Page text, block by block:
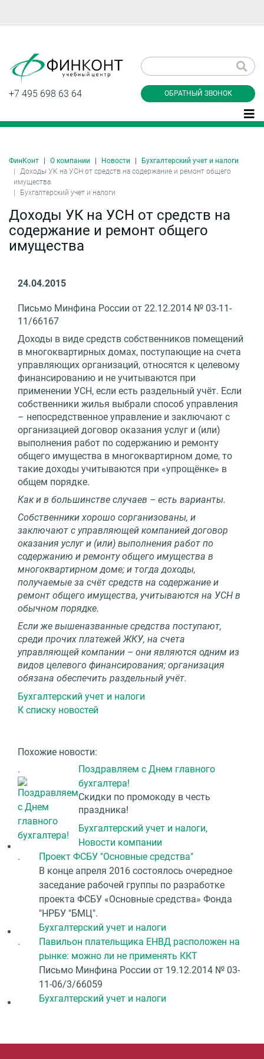
+7 495 698 63 64 ОБРАТНЫЙ ЗВОНОК
ФинКонт О компании Новости
Бухгалтерский учет и налоги
Доходы УК на УСН от средств на содержание и ремонт общего
имущества
Бухгалтерский учет и налоги
Доходы УК на УСН от средств на
содержание и ремонт общего
имущества
24.04.2015
Письмо Минфина России от 22.12.2014 № 03-11-
11/66167
Доходы в виде средств собственников помещений
в многоквартирных домах, поступающие на счета
управляющих организаций, относятся к целевому
финансированию и не учитываются при
применении УСН, если есть раздельный учёт. Если
собственники жилья выбрали способ управления
– непосредственное управление и заключают с
организацией договор оказания услуг и (или)
выполнения работ по содержанию и ремонту
общего имущества в многоквартирном доме, то
такие доходы учитываются при «упрощёнке» в
общем порядке.
Как и в большинстве случаев – есть варианты.
Собственники хорошо сорганизованы, и
заключают с управляющей компанией договор
оказания услуг и (или) выполнения работ по
содержанию и ремонту общего имущества в
многоквартирном доме; и тогда доходы,
получаемые за счёт средств на содержание и
ремонт общего имущества, учитываются на УСН в
обычном порядке.
Если же вышеназванные средства поступают,
среди прочих платежей ЖКУ, на счета
управляющей компании – они являются одним из
видов целевого финансирования; организация
обязана обеспечить раздельный учёт.
Бухгалтерский учет и налоги
К списку новостей
Похожие новости:
.
Поздравляем с Днем главного
бухгалтера!
Скидки по промокоду в честь
праздника!
Бухгалтерский учет и налоги,
Новости компании
.
Проект ФСБУ "Основные средства"
В конце апреля 2016 состоялось очередное
заседание рабочей группы по разработке
проекта ФСБУ «Основные средства» Фонда
"НРБУ "БМЦ".
Бухгалтерский учет и налоги
.
Павильон плательщика ЕНВД расположен на
рынке: можно ли не применять ККТ
Письмо Минфина России от 19.12.2014 № 03-
11-06/3/66059
Бухгалтерский учет и налоги
звонок
Даю согласие на обработку персональных
данные и соглашаюсь сполитикой
конфиденциальности
Заказать